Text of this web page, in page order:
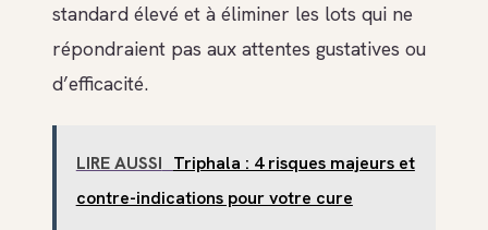
standard élevé et à éliminer les lots qui ne
répondraient pas aux attentes gustatives ou
d’efficacité.
LIRE AUSSI Triphala : 4 risques majeurs et
contre-indications pour votre cure